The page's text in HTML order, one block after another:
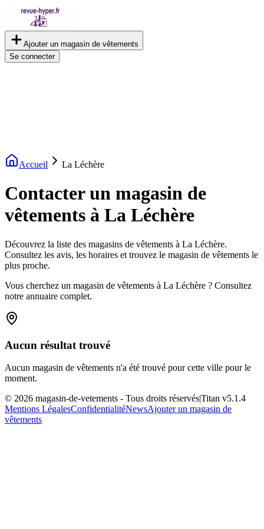
Ajouter un magasin de vêtements
Se connecter
Accueil La Léchère
Contacter un magasin de
vêtements à La Léchère
Découvrez la liste des magasins de vêtements à La Léchère.
Consultez les avis, les horaires et trouvez le magasin de vêtements le
plus proche.
Vous cherchez un magasin de vêtements à La Léchère ? Consultez
notre annuaire complet.
Aucun résultat trouvé
Aucun magasin de vêtements n'a été trouvé pour cette ville pour le
moment.
© 2026 magasin-de-vetements - Tous droits réservés|Titan v5.1.4
Mentions LégalesConfidentialitéNewsAjouter un magasin de
vêtements